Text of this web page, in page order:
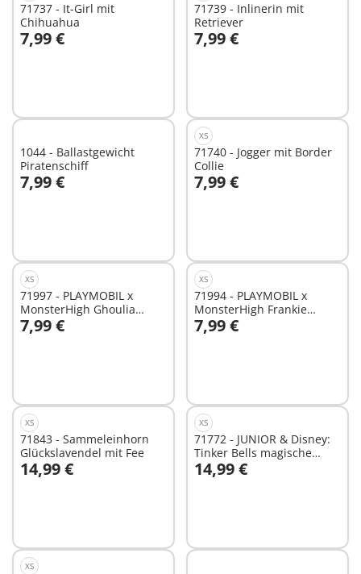
71737 - It-Girl mit
Chihuahua
7,99 €
In den Warenkorb
71739 - Inlinerin mit
Retriever
7,99 €
In den Warenkorb
1044 - Ballastgewicht
Piratenschiff
7,99 €
In den Warenkorb
XS
71740 - Jogger mit Border
Collie
7,99 €
In den Warenkorb
XS
71997 - PLAYMOBIL x
MonsterHigh Ghoulia
Yelps™
7,99 €
In den Warenkorb
XS
71994 - PLAYMOBIL x
MonsterHigh Frankie
Stein™
7,99 €
In den Warenkorb
XS
71843 - Sammeleinhorn
Glückslavendel mit Fee
14,99 €
In den Warenkorb
XS
71772 - JUNIOR & Disney:
Tinker Bells magische
Feen-Schwimmblume
14,99 €
In den Warenkorb
XS